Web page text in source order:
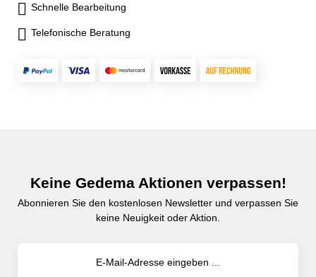
Schnelle Bearbeitung
Telefonische Beratung
Keine Gedema Aktionen verpassen!
Abonnieren Sie den kostenlosen Newsletter und verpassen Sie
keine Neuigkeit oder Aktion.